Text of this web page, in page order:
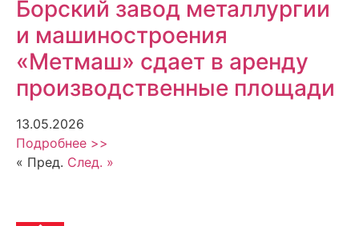
Борский завод металлургии
и машиностроения
«Метмаш» сдает в аренду
производственные площади
13.05.2026
Подробнее >>
« Пред. След. »